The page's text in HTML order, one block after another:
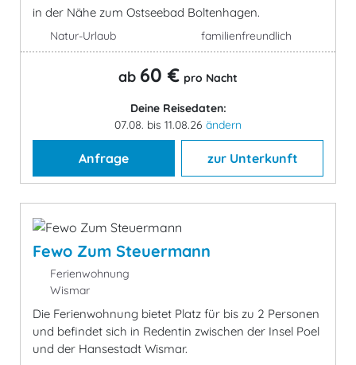
in der Nähe zum Ostseebad Boltenhagen.
Natur-Urlaub familienfreundlich
ab 60 € pro Nacht
Deine Reisedaten:
07.08. bis 11.08.26 ändern
Anfrage zur Unterkunft
Fewo Zum Steuermann
Ferienwohnung
Wismar
Die Ferienwohnung bietet Platz für bis zu 2 Personen
und befindet sich in Redentin zwischen der Insel Poel
und der Hansestadt Wismar.